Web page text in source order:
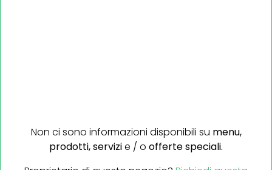
Non ci sono informazioni disponibili su menu,
prodotti,servizie / o offerte speciali.